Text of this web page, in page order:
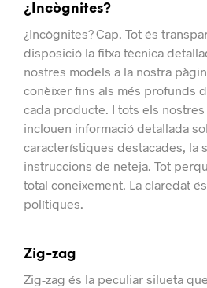
¿Incògnites?
¿Incògnites?Cap Tot és
disposició la fitxa tècnica
nostres models a la nostra
conèixer fins als més profunds
cada producte. I tots els
inclouen informació detallada
característiques destacades, la
instruccions de neteja. Tot
total coneixement. La claredat
polítiques.
Zig-zag
Zig-zag és la peculiar silueta